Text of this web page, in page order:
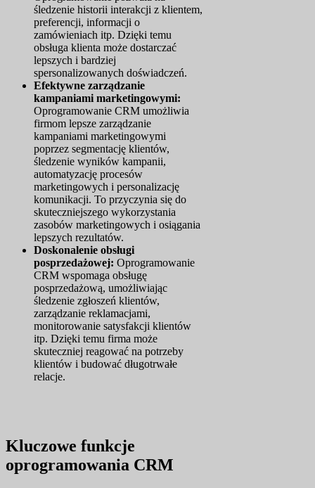
śledzenie historii interakcji z klientem,
preferencji, informacji o
zamówieniach itp. Dzięki temu
obsługa klienta może dostarczać
lepszych i bardziej
spersonalizowanych doświadczeń.
Efektywne zarządzanie
kampaniami marketingowymi:
Oprogramowanie CRM umożliwia
firmom lepsze zarządzanie
kampaniami marketingowymi
poprzez segmentację klientów,
śledzenie wyników kampanii,
automatyzację procesów
marketingowych i personalizację
komunikacji. To przyczynia się do
skuteczniejszego wykorzystania
zasobów marketingowych i osiągania
lepszych rezultatów.
Doskonalenie obsługi
posprzedażowej: Oprogramowanie
CRM wspomaga obsługę
posprzedażową, umożliwiając
śledzenie zgłoszeń klientów,
zarządzanie reklamacjami,
monitorowanie satysfakcji klientów
itp. Dzięki temu firma może
skuteczniej reagować na potrzeby
klientów i budować długotrwałe
relacje.
Kluczowe funkcje
oprogramowania CRM